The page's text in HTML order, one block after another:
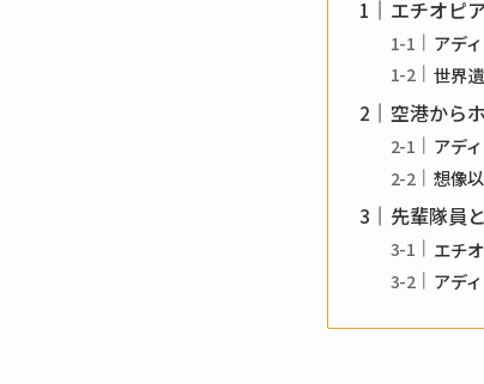
エチオピ
アデ
世界
空港から
アデ
想像
先輩隊員
エチ
アデ